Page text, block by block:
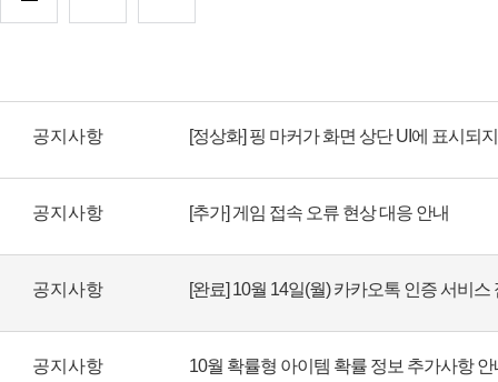
공지사항
공지사항 [추가] 게임 접속 오류 현상 대응 안내
공지사항 [완료] 10월 14일(월) 카카오톡 인증 서비스
공지사항 10월 확률형 아이템 확률 정보 추가사항 안